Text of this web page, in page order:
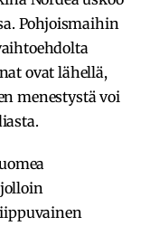
Pohjoismaihin
ovat lähellä,
menestystä voi